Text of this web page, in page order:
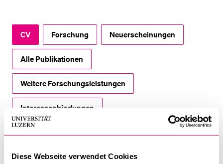
Diese Webseite verwendet Cookies
CV Forschung Neuerscheinungen
Alle Publikationen
Weitere Forschungsleistungen
Interessenbindungen